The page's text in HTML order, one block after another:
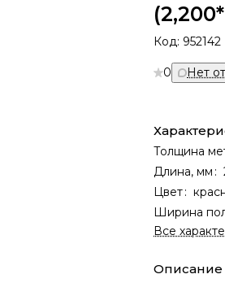
Код: 952142
0 Нет
Толщина
Длина, мм :
Цвет:
Ширина
Все
Описание